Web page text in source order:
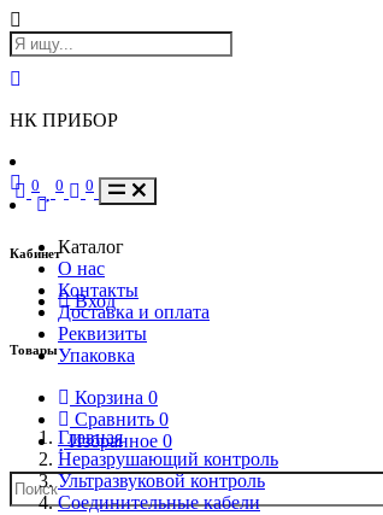
НК ПРИБОР
Кабинет
Вход
Товары
Корзина 0
Сравнить 0
Избранное 0
0 0 0
Каталог
О нас
Контакты
Доставка и оплата
Реквизиты
Упаковка
Главная
Неразрушающий контроль
Ультразвуковой контроль
Соединительные кабели